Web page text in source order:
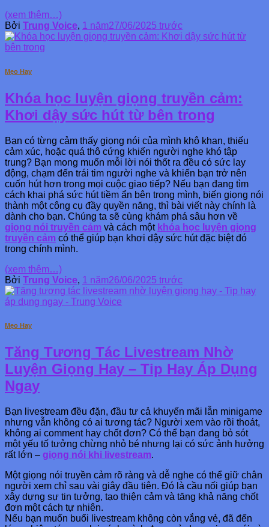
(xem thêm…)
Bởi Trung Voice, 1 năm27/06/2025 trước
Mẹo Hay
Khóa học luyện giọng truyền cảm:
Khơi dậy sức hút từ bên trong
Bạn có từng cảm thấy giọng nói của mình khô khan, thiếu
cảm xúc, hoặc quá thô cứng khiến người nghe khó tập
trung? Bạn mong muốn mỗi lời nói thốt ra đều có sức lay
động, chạm đến trái tim người nghe và khiến bạn trở nên
cuốn hút hơn trong mọi cuộc giao tiếp? Nếu bạn đang tìm
cách khai phá sức hút tiềm ẩn bên trong mình, biến giọng nói
thành một công cụ đầy quyền năng, thì bài viết này chính là
dành cho bạn. Chúng ta sẽ cùng khám phá sâu hơn về
giọng nói truyền cảm và cách một khóa học luyện giọng
truyền cảm có thể giúp bạn khơi dậy sức hút đặc biệt đó
trong chính mình.
(xem thêm…)
Bởi Trung Voice, 1 năm26/06/2025 trước
Mẹo Hay
Tăng Tương Tác Livestream Nhờ
Luyện Giọng Hay – Tip Hay Áp Dụng
Ngay
Bạn livestream đều đặn, đầu tư cả khuyến mãi lẫn minigame
nhưng vẫn không có ai tương tác? Người xem vào rồi thoát,
không ai comment hay chốt đơn? Có thể bạn đang bỏ sót
một yếu tố tưởng chừng nhỏ bé nhưng lại có sức ảnh hưởng
rất lớn – giọng nói khi livestream.
Một giọng nói truyền cảm rõ ràng và dễ nghe có thể giữ chân
người xem chỉ sau vài giây đầu tiên. Đó là cầu nối giúp bạn
xây dựng sự tin tưởng, tạo thiện cảm và tăng khả năng chốt
đơn một cách tự nhiên.
Nếu bạn muốn buổi livestream không còn vắng vẻ, đã đến